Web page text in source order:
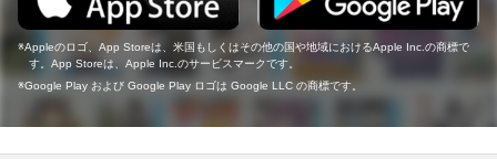
Appleのロゴ、App Storeは、米国もしくはその他の国や地域におけるApple Inc.の商標で
す。App Storeは、Apple Inc.のサービスマークです。
Google Play および Google Play ロゴは Google LLC の商標です。